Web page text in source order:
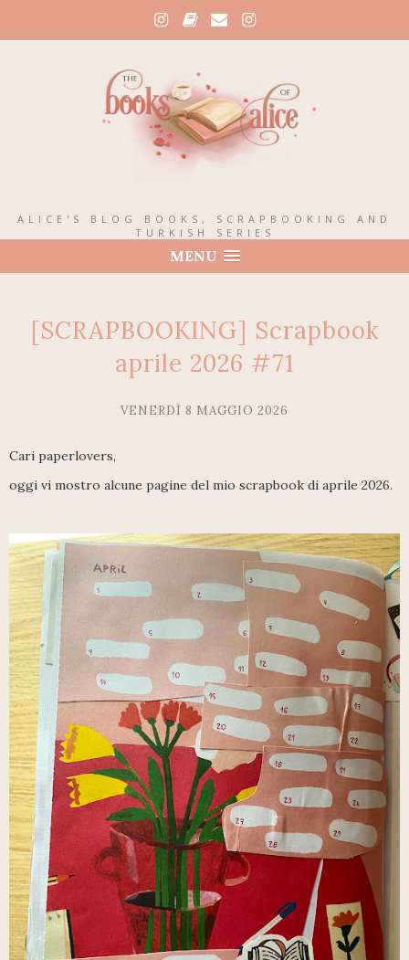
ALICE'S BLOG BOOKS, SCRAPBOOKING AND
TURKISH SERIES
MENU
[SCRAPBOOKING] Scrapbook
aprile 2026 #71
VENERDÌ 8 MAGGIO 2026
Cari paperlovers,
oggi vi mostro alcune pagine del mio scrapbook di aprile 2026.